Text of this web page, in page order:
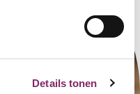
Details tonen